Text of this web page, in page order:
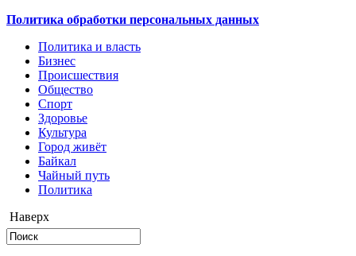
Политика обработки персональных данных
Политика и власть
Бизнес
Происшествия
Общество
Cпорт
Здоровье
Культура
Город живёт
Байкал
Чайный путь
Политика
Наверх